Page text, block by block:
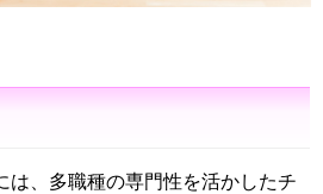
は、多職種の専門性を活かしたチ